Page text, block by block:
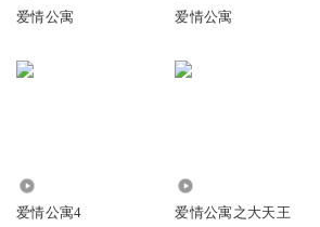
爱情公寓 爱情公寓
爱情公寓4 爱情公寓之大天王